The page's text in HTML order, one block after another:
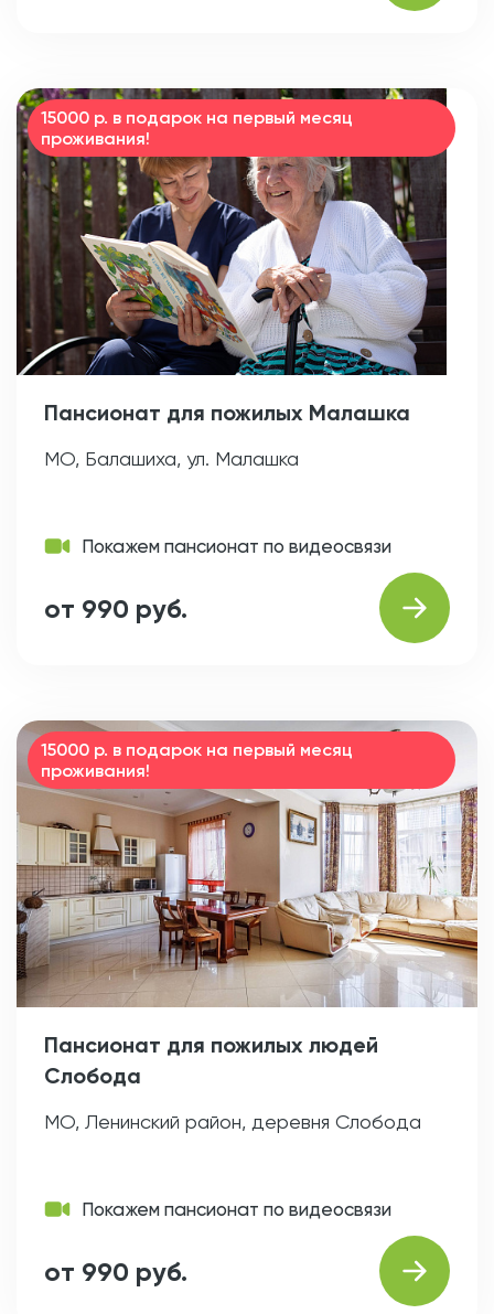
15000 р. в подарок на первый месяц
проживания!
Пансионат для пожилых Малашка
МО, Балашиха, ул. Малашка
Покажем пансионат по видеосвязи
от 990 руб.
15000 р. в подарок на первый месяц
проживания!
Пансионат для пожилых людей
Слобода
МО, Ленинский район, деревня Слобода
Покажем пансионат по видеосвязи
от 990 руб.